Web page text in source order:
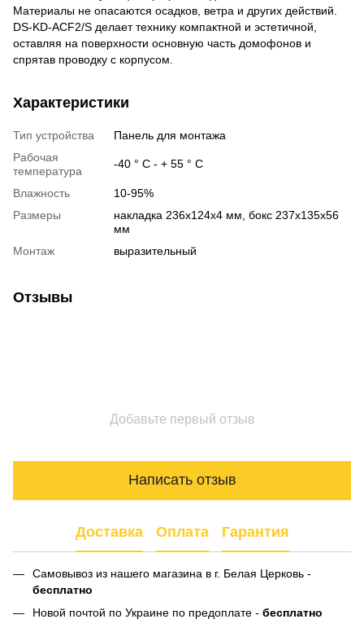
Материалы не опасаются осадков, ветра и других действий.
DS-KD-ACF2/S делает технику компактной и эстетичной,
оставляя на поверхности основную часть домофонов и
спрятав проводку с корпусом.
Характеристики
Тип устройства
Панель для монтажа
Рабочая
температура
-40 ° С - + 55 ° С
Влажность
10-95%
Размеры
накладка 236х124х4 мм, бокс 237х135х56
мм
Монтаж
выразительный
Отзывы
Добавьте первый отзыв
Написать отзыв
Доставка Оплата Гарантия
Самовывоз из нашего магазина в г. Белая Церковь -
бесплатно
Новой почтой по Украине по предоплате - бесплатно